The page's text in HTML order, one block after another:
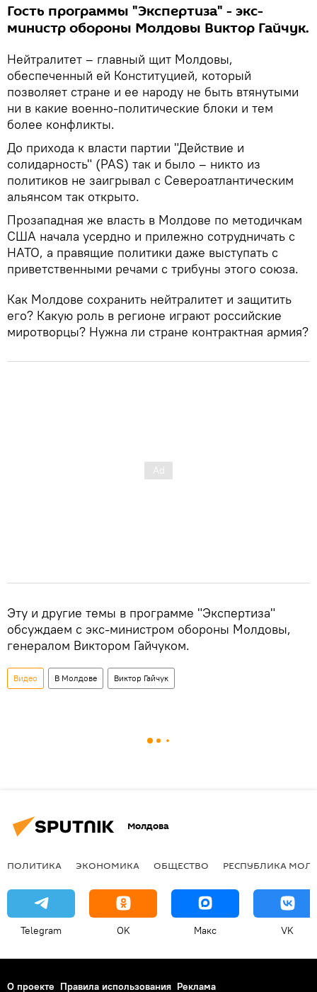
Гость программы "Экспертиза" - экс-
министр обороны Молдовы Виктор Гайчук.
Нейтралитет – главный щит Молдовы,
обеспеченный ей Конституцией, который
позволяет стране и ее народу не быть втянутыми
ни в какие военно-политические блоки и тем
более конфликты.
До прихода к власти партии "Действие и
солидарность" (PAS) так и было – никто из
политиков не заигрывал с Североатлантическим
альянсом так открыто.
Прозападная же власть в Молдове по методичкам
США начала усердно и прилежно сотрудничать с
НАТО, а правящие политики даже выступать с
приветственными речами с трибуны этого союза.
Как Молдове сохранить нейтралитет и защитить
его? Какую роль в регионе играют российские
миротворцы? Нужна ли стране контрактная армия?
Эту и другие темы в программе "Экспертиза"
обсуждаем с экс-министром обороны Молдовы,
генералом Виктором Гайчуком.
Видео В Молдове Виктор Гайчук
Молдова
ПОЛИТИКА ЭКОНОМИКА ОБЩЕСТВО РЕСПУБЛИКА
Telegram OK Макс VK
О проекте Правила использования Реклама